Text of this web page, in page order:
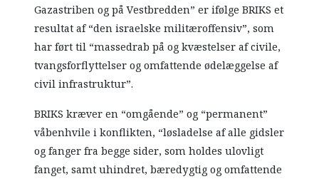
Gazastriben og på Vestbredden” er ifølge BRIKS et
resultat af “den israelske militæroffensiv”, som
har ført til “massedrab på og kvæstelser af civile,
tvangsforflyttelser og omfattende ødelæggelse af
civil infrastruktur”.
BRIKS kræver en “omgående” og “permanent”
våbenhvile i konflikten, “løsladelse af alle gidsler
og fanger fra begge sider, som holdes ulovligt
fanget, samt uhindret, bæredygtig og omfattende